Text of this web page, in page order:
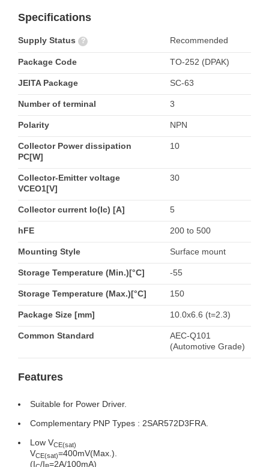
Specifications
Supply Status ? Recommended
Package Code TO-252 (DPAK)
JEITA Package SC-63
Number of terminal 3
Polarity NPN
Collector Power dissipation
PC[W]
10
Collector-Emitter voltage
VCEO1[V]
30
Collector current Io(Ic) [A] 5
hFE 200 to 500
Mounting Style Surface mount
Storage Temperature (Min.)[°C] -55
Storage Temperature (Max.)[°C] 150
Package Size [mm] 10.0x6.6 (t=2.3)
Common Standard
AEC-Q101
(Automotive Grade)
Features
Suitable for Power Driver.
Complementary PNP Types : 2SAR572D3FRA.
Low VCE(sat)
VCE(sat)=400mV(Max.).
(I /I =2A/100mA)